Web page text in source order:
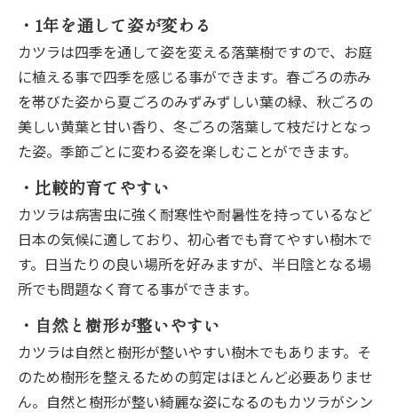
・1年を通して姿が変わる
カツラは四季を通して姿を変える落葉樹ですので、お庭
に植える事で四季を感じる事ができます。春ごろの赤み
を帯びた姿から夏ごろのみずみずしい葉の緑、秋ごろの
美しい黄葉と甘い香り、冬ごろの落葉して枝だけとなっ
た姿。季節ごとに変わる姿を楽しむことができます。
・比較的育てやすい
カツラは病害虫に強く耐寒性や耐暑性を持っているなど
日本の気候に適しており、初心者でも育てやすい樹木で
す。日当たりの良い場所を好みますが、半日陰となる場
所でも問題なく育てる事ができます。
・自然と樹形が整いやすい
カツラは自然と樹形が整いやすい樹木でもあります。そ
のため樹形を整えるための剪定はほとんど必要ありませ
ん。自然と樹形が整い綺麗な姿になるのもカツラがシン